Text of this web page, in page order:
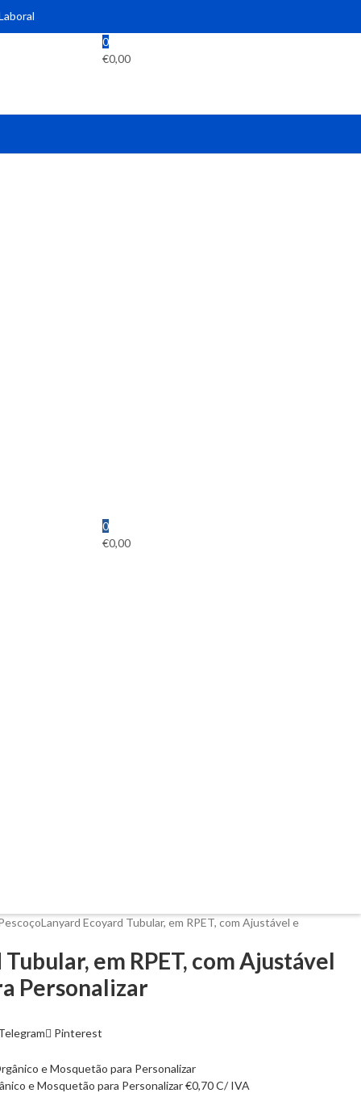
0
€0,00
0
€0,00
Lanyard Ecoyard Tubular, em RPET, com Ajustável e
em RPET, com Ajustável
Personalizar
Pinterest
e Mosquetão para Personalizar€0,70C/ IVA